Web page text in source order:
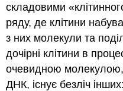
складовими
ряду, де клітини
з них молекули та
дочірні клітини в
очевидною молекулою,
ДНК, існує безліч